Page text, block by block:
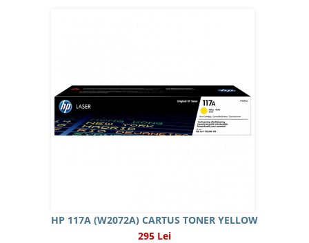
HP 117A (W2072A) CARTUS TONER YELLOW
295 Lei